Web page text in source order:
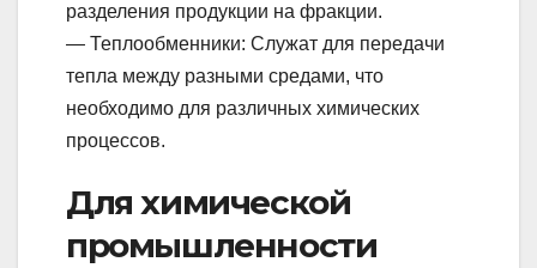
разделения продукции на фракции.
— Теплообменники: Служат для передачи
тепла между разными средами, что
необходимо для различных химических
процессов.
Для химической
промышленности